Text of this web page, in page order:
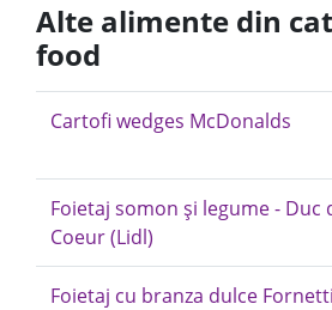
Alte alimente din
food
Cartofi wedges McDonalds
Foietaj somon și legume - Duc
Coeur (Lidl)
Foietaj cu branza dulce Fornetti